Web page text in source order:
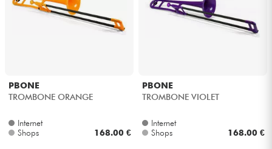
PBONE
TROMBONE ORANGE
Internet
Shops
168.00 €
PBONE
TROMBONE VIOLET
Internet
Shops
168.00 €